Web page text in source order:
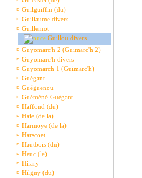
¤ Guilguiffin (du)
¤ Guillaume divers
¤ Guillemot
Guillou divers
¤ Guyomarc'h 2 (Guimarc'h 2)
¤ Guyomarc'h divers
¤ Guyomarch 1 (Guimarc'h)
¤ Guégant
¤ Guéguenou
¤ Guéméné-Guégant
¤ Haffond (du)
¤ Haie (de la)
¤ Harmoye (de la)
¤ Harscoet
¤ Hautbois (du)
¤ Heuc (le)
¤ Hilary
¤ Hilguy (du)